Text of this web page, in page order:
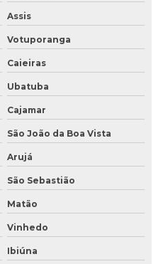
preço
Assis
Votuporanga
Caieiras
Ubatuba
Cajamar
São João da Boa Vista
Arujá
São Sebastião
Matão
Vinhedo
Ibiúna